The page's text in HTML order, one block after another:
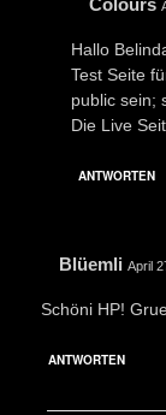
Colours
Hallo
Test Seite
public sein;
Die Live
ANTWORTEN
Blüemli April
Schöni HP!
ANTWORTEN